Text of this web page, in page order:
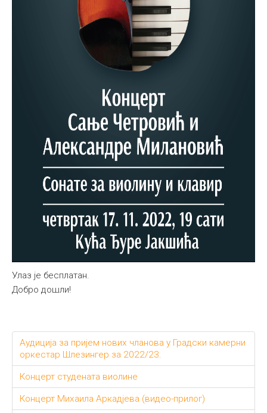
Улаз је бесплатан.
Добро дошли!
Аудиција за пријем нових чланова у Градски камерни
оркестар Шлезингер за 2022/23.
Концерт студената виолине
Концерт Михаила Аркадјева (видео-прилог)